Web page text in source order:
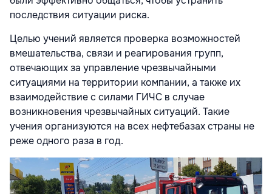
последствия ситуации риска.
Целью учений является проверка возможностей
вмешательства, связи и реагирования групп,
отвечающих за управление чрезвычайными
ситуациями на территории компании, а также их
взаимодействие с силами ГИЧС в случае
возникновения чрезвычайных ситуаций. Такие
учения организуются на всех нефтебазах страны не
реже одного раза в год.